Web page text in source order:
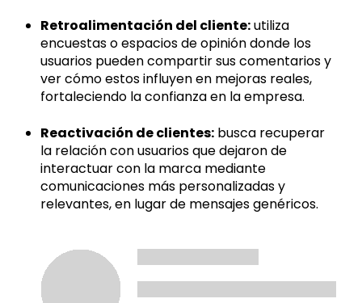
Retroalimentación del cliente:utiliza
encuestas o espacios de opinión donde los
usuarios pueden compartir sus comentarios y
ver cómo estos influyen en mejoras reales,
fortaleciendo la confianza en la empresa.
Reactivación de clientes:busca recuperar
la relación con usuarios que dejaron de
interactuar con la marca mediante
comunicaciones más personalizadas y
relevantes, en lugar de mensajes genéricos.